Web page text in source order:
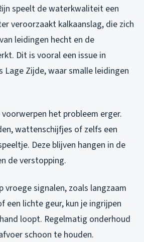
speelt de waterkwaliteit een
veroorzaakt kalkaanslag, die zich
leidingen hecht en de
Dit is vooral een issue in
Lage Zijde, waar smalle leidingen
het probleem erger.
wattenschijfjes of zelfs een
Deze blijven hangen in de
de verstopping.
vroege signalen, zoals langzaam
een lichte geur, kun je ingrijpen
loopt. Regelmatig onderhoud
schoon te houden.